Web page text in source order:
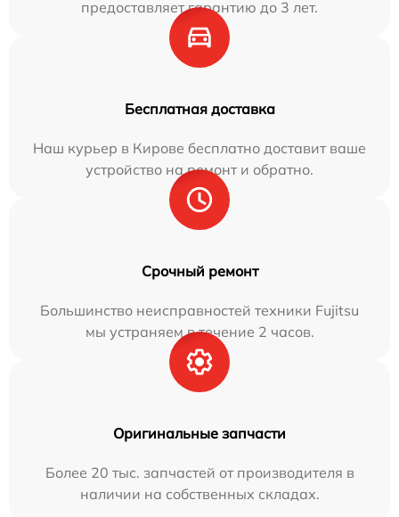
предоставляет гарантию до 3 лет.
Бесплатная доставка
Наш курьер в Кирове бесплатно доставит ваше
устройство на ремонт и обратно.
Срочный ремонт
Большинство неисправностей техники Fujitsu
мы устраняем в течение 2 часов.
Оригинальные запчасти
Более 20 тыс. запчастей от производителя в
наличии на собственных складах.